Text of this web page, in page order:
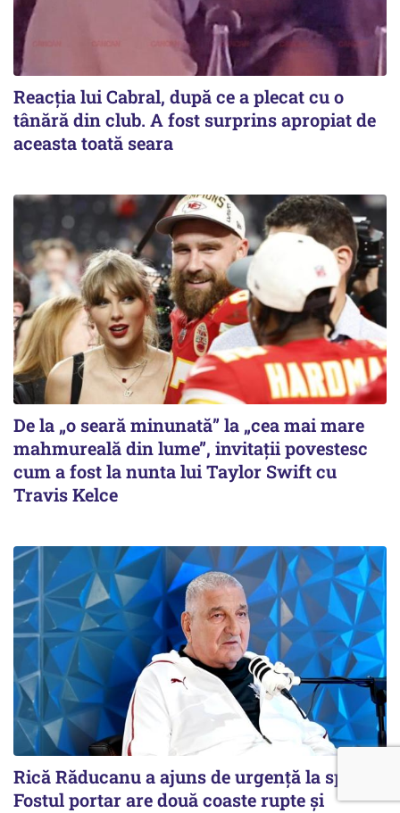
Reacția lui Cabral, după ce a plecat cu o
tânără din club. A fost surprins apropiat de
aceasta toată seara
De la „o seară minunată” la „cea mai mare
mahmureală din lume”, invitații povestesc
cum a fost la nunta lui Taylor Swift cu
Travis Kelce
Rică Răducanu a ajuns de urgență la spital.
Fostul portar are două coaste rupte și